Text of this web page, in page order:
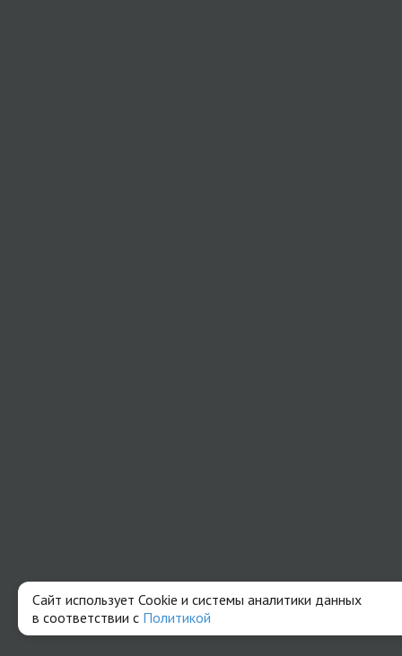
Сайт использует Cookie и системы аналитики данных
в соответствии с Политикой